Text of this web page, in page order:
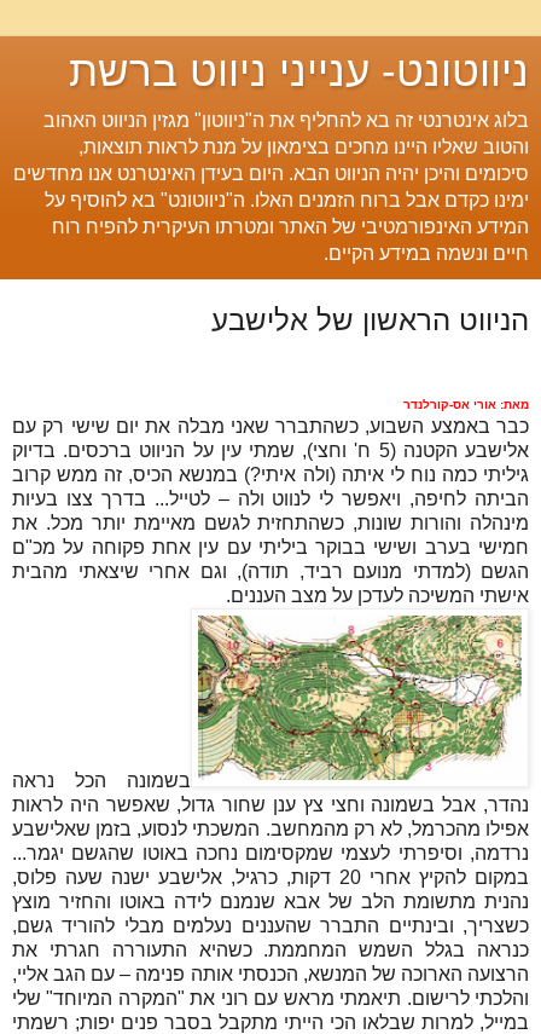
ניווטונט- ענייני ניווט ברשת
בלוג אינטרנטי זה בא להחליף את ה"ניווטון" מגזין הניווט האהוב
והטוב שאליו היינו מחכים בצימאון על מנת לראות תוצאות,
סיכומים והיכן יהיה הניווט הבא. היום בעידן האינטרנט אנו מחדשים
ימינו כקדם אבל ברוח הזמנים האלו. ה"ניווטונט" בא להוסיף על
המידע האינפורמטיבי של האתר ומטרתו העיקרית להפיח רוח
חיים ונשמה במידע הקיים.
הניווט הראשון של אלישבע
מאת: אורי אס-קורלנדר
כבר באמצע השבוע, כשהתברר שאני מבלה את יום שישי רק עם
אלישבע הקטנה (5 ח' וחצי), שמתי עין על הניווט ברכסים. בדיוק
גיליתי כמה נוח לי איתה (ולה איתי?) במנשא הכיס, זה ממש קרוב
הביתה לחיפה, ויאפשר לי לנווט ולה – לטייל... בדרך צצו בעיות
מינהלה והורות שונות, כשהתחזית לגשם מאיימת יותר מכל. את
חמישי בערב ושישי בבוקר ביליתי עם עין אחת פקוחה על מכ"ם
הגשם (למדתי מנועם רביד, תודה), וגם אחרי שיצאתי מהבית
אישתי המשיכה לעדכן על מצב העננים.
בשמונה הכל נראה
נהדר, אבל בשמונה וחצי צץ ענן שחור גדול, שאפשר היה לראות
אפילו מהכרמל, לא רק מהמחשב. המשכתי לנסוע, בזמן שאלישבע
נרדמה, וסיפרתי לעצמי שמקסימום נחכה באוטו שהגשם יגמר...
במקום להקיץ אחרי 20 דקות, כרגיל, אלישבע ישנה שעה פלוס,
נהנית מתשומת הלב של אבא שנמנם לידה באוטו והחזיר מוצץ
כשצריך, ובינתיים התברר שהעננים נעלמים מבלי להוריד גשם,
כנראה בגלל השמש המחממת. כשהיא התעוררה חגרתי את
הרצועה הארוכה של המנשא, הכנסתי אותה פנימה – עם הגב אליי,
והלכתי לרישום. תיאמתי מראש עם רוני את "המקרה המיוחד" שלי
במייל, למרות שבלאו הכי הייתי מתקבל בסבר פנים יפות; רשמתי